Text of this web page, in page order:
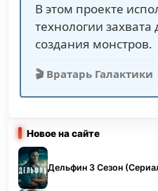
В этом проекте
технологии
создания монстров.
🎬 Вратарь Галактики
Новое на сайте
Дельфин 3 Сезон